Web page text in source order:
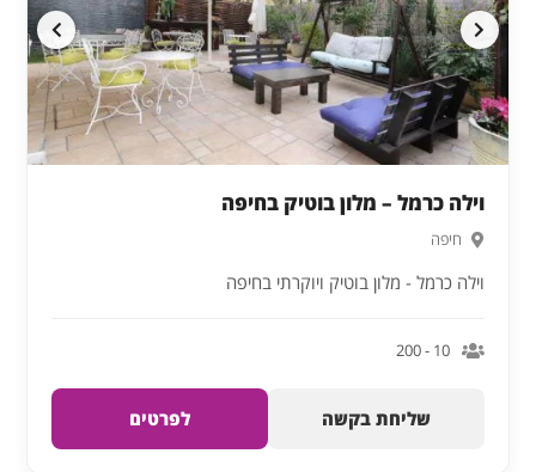
וילה כרמל – מלון בוטיק בחיפה
חיפה
וילה כרמל - מלון בוטיק ויוקרתי בחיפה
10 - 200
שליחת בקשה לפרטים